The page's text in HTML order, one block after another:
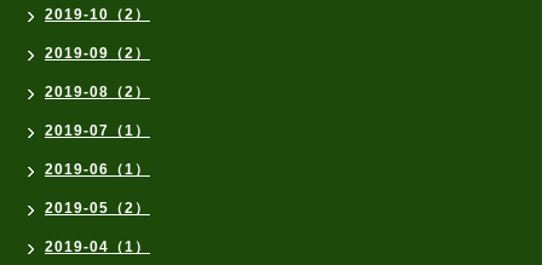
2019-10（2）
2019-09（2）
2019-08（2）
2019-07（1）
2019-06（1）
2019-05（2）
2019-04（1）